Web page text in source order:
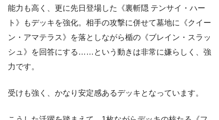
能力も高く、更に先日登場した《裏斬隠 テンサイ・ハー
ト》もデッキを強化。相手の攻撃に併せて墓地に《クイー
ン・アマテラス》を落としながら楯の《ブレイン・スラッ
シュ》を回答にする……という動きは非常に嫌らしく、強
力です。
受けも強く、かなり安定感あるデッキとなっています。